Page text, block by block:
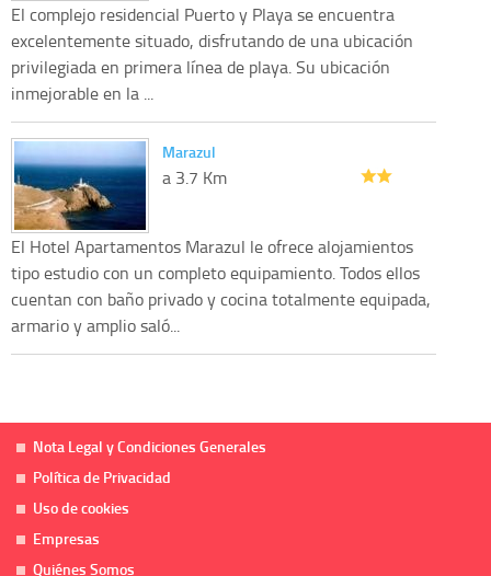
El complejo residencial Puerto y Playa se encuentra
excelentemente situado, disfrutando de una ubicación
privilegiada en primera línea de playa. Su ubicación
inmejorable en la ...
Marazul
a 3.7 Km
El Hotel Apartamentos Marazul le ofrece alojamientos
tipo estudio con un completo equipamiento. Todos ellos
cuentan con baño privado y cocina totalmente equipada,
armario y amplio saló...
Nota Legal y Condiciones Generales
Política de Privacidad
Uso de cookies
Empresas
Quiénes Somos